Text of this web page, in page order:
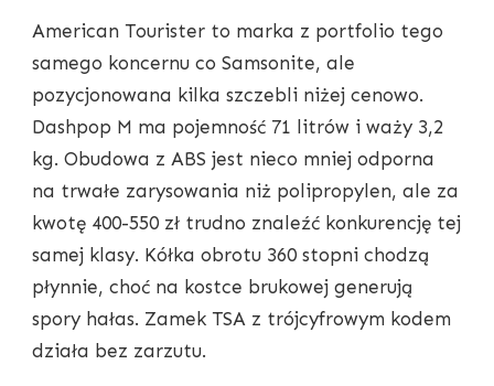
American Tourister to marka z portfolio tego
samego koncernu co Samsonite, ale
pozycjonowana kilka szczebli niżej cenowo.
Dashpop M ma pojemność 71 litrów i waży 3,2
kg. Obudowa z ABS jest nieco mniej odporna
na trwałe zarysowania niż polipropylen, ale za
kwotę 400-550 zł trudno znaleźć konkurencję tej
samej klasy. Kółka obrotu 360 stopni chodzą
płynnie, choć na kostce brukowej generują
spory hałas. Zamek TSA z trójcyfrowym kodem
działa bez zarzutu.